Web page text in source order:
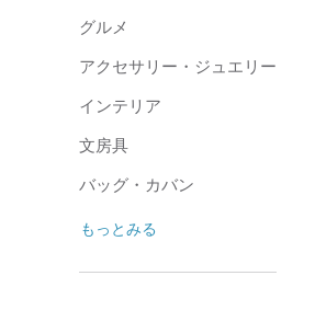
グルメ
アクセサリー・ジュエリー
インテリア
文房具
バッグ・カバン
もっとみる